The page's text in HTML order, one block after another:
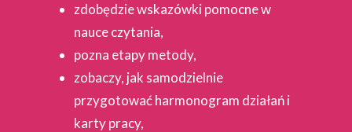
zdobędzie wskazówki pomocne w
nauce czytania,
pozna etapy metody,
zobaczy, jak samodzielnie
przygotować harmonogram działań i
karty pracy,